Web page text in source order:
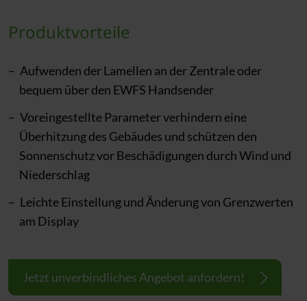
Produktvorteile
Aufwenden der Lamellen an der Zentrale oder
bequem über den EWFS Handsender
Voreingestellte Parameter verhindern eine
Überhitzung des Gebäudes und schützen den
Sonnenschutz vor Beschädigungen durch Wind und
Niederschlag
Leichte Einstellung und Änderung von Grenzwerten
am Display
Jetzt unverbindliches Angebot anfordern!